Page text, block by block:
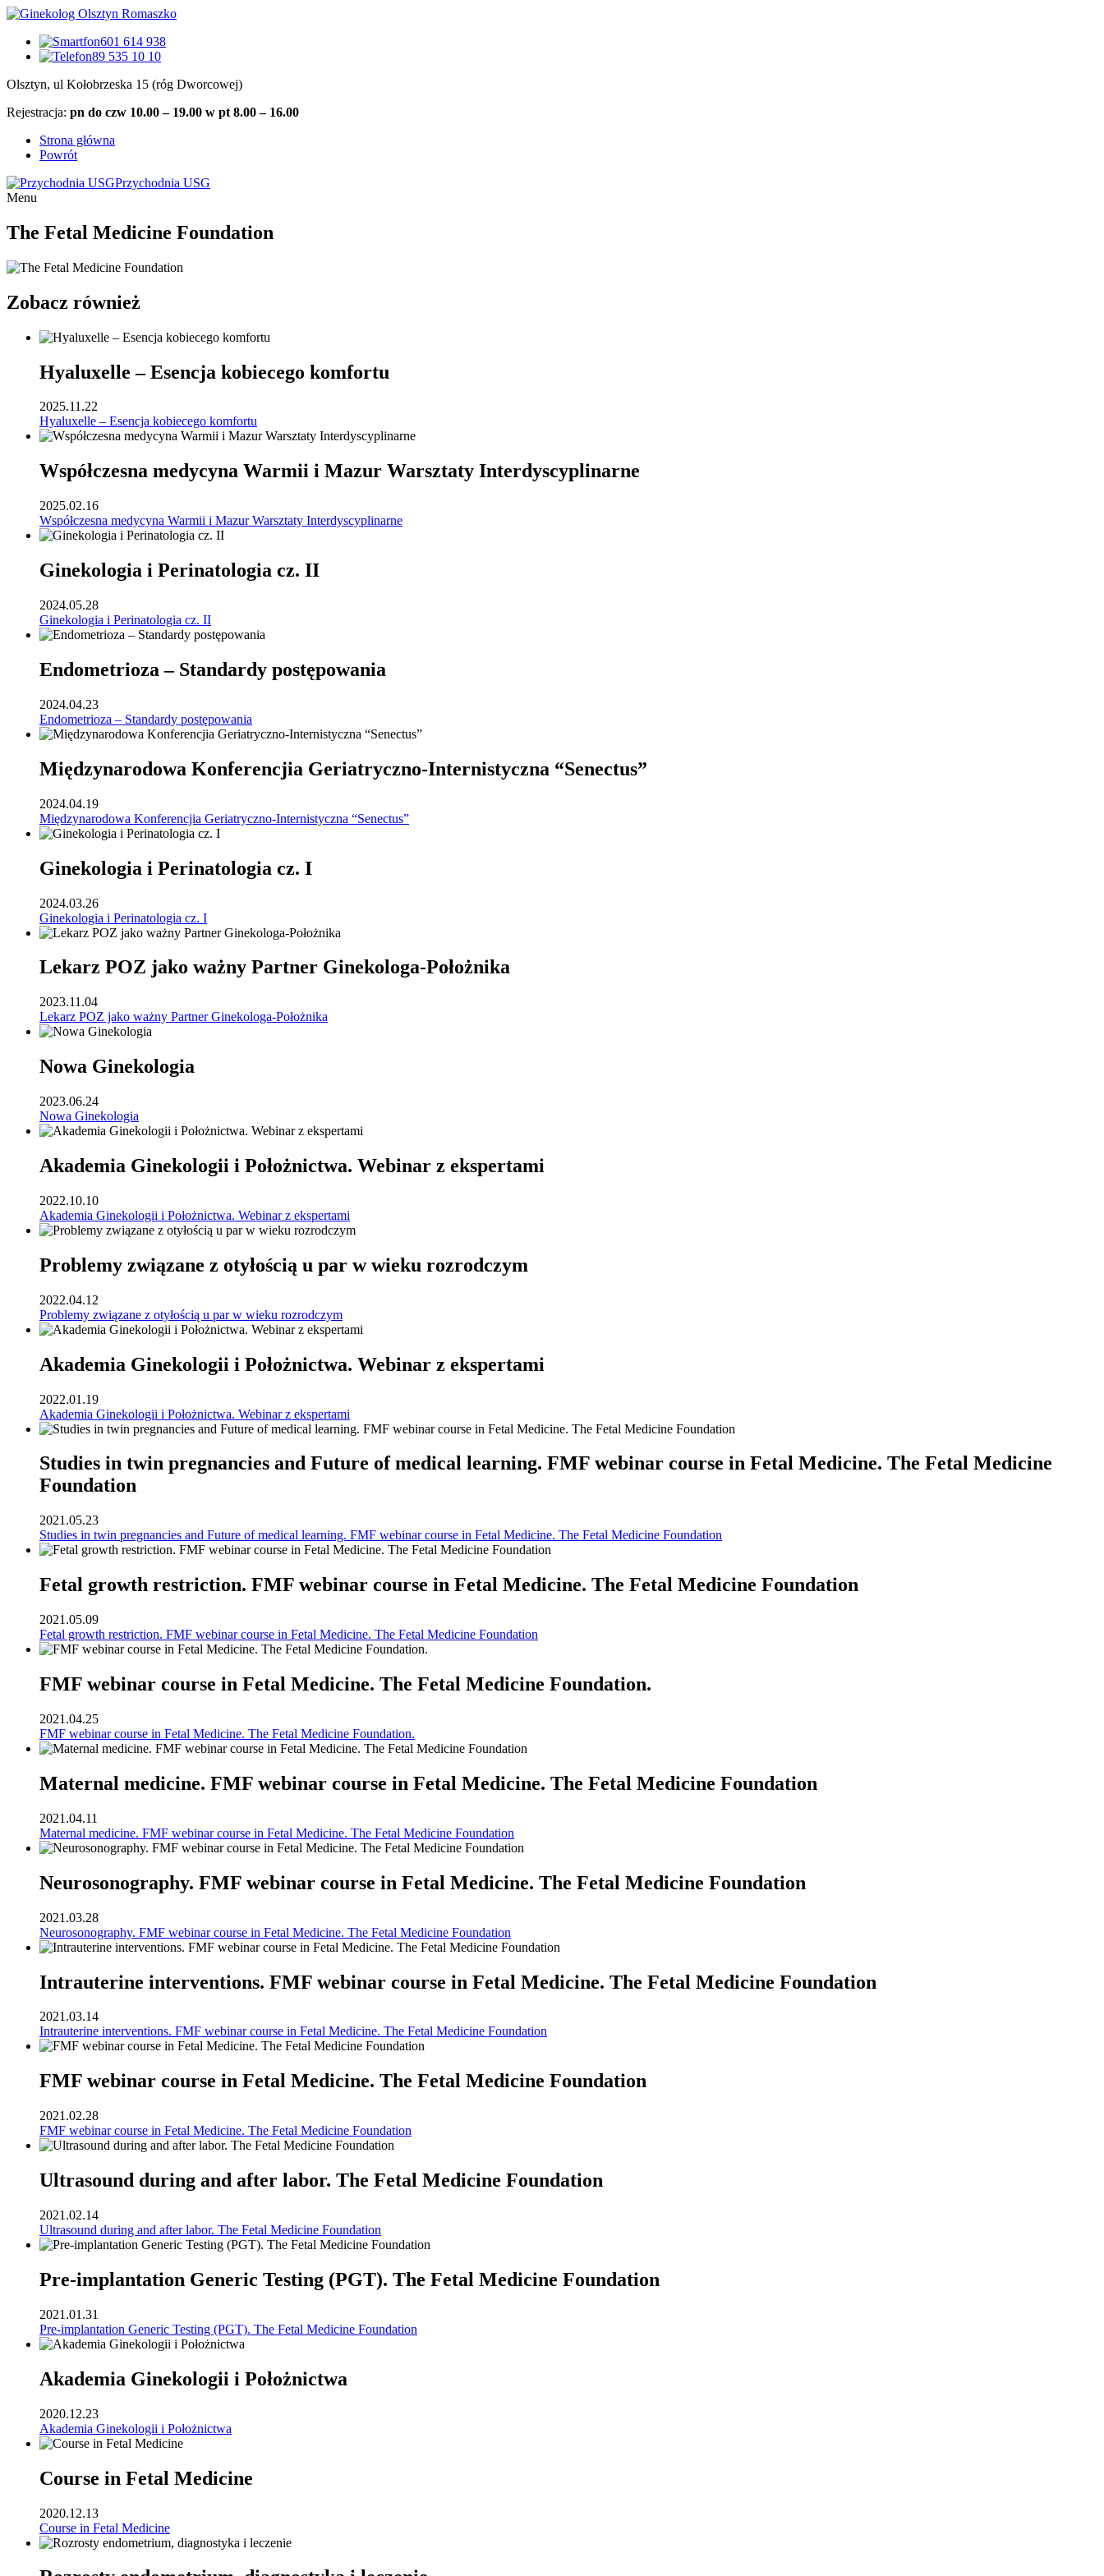
601 614 938
89 535 10 10
Olsztyn, ul Kołobrzeska 15 (róg Dworcowej)
Rejestracja: pn do czw 10.00 – 19.00 w pt 8.00 – 16.00
Strona główna
Powrót
Przychodnia USG
Menu
The Fetal Medicine Foundation
Zobacz również
Hyaluxelle – Esencja kobiecego komfortu
2025.11.22
Hyaluxelle – Esencja kobiecego komfortu
Współczesna medycyna Warmii i Mazur Warsztaty Interdyscyplinarne
2025.02.16
Współczesna medycyna Warmii i Mazur Warsztaty Interdyscyplinarne
Ginekologia i Perinatologia cz. II
2024.05.28
Ginekologia i Perinatologia cz. II
Endometrioza – Standardy postępowania
2024.04.23
Endometrioza – Standardy postępowania
Międzynarodowa Konferencjia Geriatryczno-Internistyczna “Senectus”
2024.04.19
Międzynarodowa Konferencjia Geriatryczno-Internistyczna “Senectus”
Ginekologia i Perinatologia cz. I
2024.03.26
Ginekologia i Perinatologia cz. I
Lekarz POZ jako ważny Partner Ginekologa-Położnika
2023.11.04
Lekarz POZ jako ważny Partner Ginekologa-Położnika
Nowa Ginekologia
2023.06.24
Nowa Ginekologia
Akademia Ginekologii i Położnictwa. Webinar z ekspertami
2022.10.10
Akademia Ginekologii i Położnictwa. Webinar z ekspertami
Problemy związane z otyłością u par w wieku rozrodczym
2022.04.12
Problemy związane z otyłością u par w wieku rozrodczym
Akademia Ginekologii i Położnictwa. Webinar z ekspertami
2022.01.19
Akademia Ginekologii i Położnictwa. Webinar z ekspertami
Studies in twin pregnancies and Future of medical learning. FMF webinar course in Fetal Medicine. The Fetal Medicine
Foundation
2021.05.23
Studies in twin pregnancies and Future of medical learning. FMF webinar course in Fetal Medicine. The Fetal Medicine Foundation
Fetal growth restriction. FMF webinar course in Fetal Medicine. The Fetal Medicine Foundation
2021.05.09
Fetal growth restriction. FMF webinar course in Fetal Medicine. The Fetal Medicine Foundation
FMF webinar course in Fetal Medicine. The Fetal Medicine Foundation.
2021.04.25
FMF webinar course in Fetal Medicine. The Fetal Medicine Foundation.
Maternal medicine. FMF webinar course in Fetal Medicine. The Fetal Medicine Foundation
2021.04.11
Maternal medicine. FMF webinar course in Fetal Medicine. The Fetal Medicine Foundation
Neurosonography. FMF webinar course in Fetal Medicine. The Fetal Medicine Foundation
2021.03.28
Neurosonography. FMF webinar course in Fetal Medicine. The Fetal Medicine Foundation
Intrauterine interventions. FMF webinar course in Fetal Medicine. The Fetal Medicine Foundation
2021.03.14
Intrauterine interventions. FMF webinar course in Fetal Medicine. The Fetal Medicine Foundation
FMF webinar course in Fetal Medicine. The Fetal Medicine Foundation
2021.02.28
FMF webinar course in Fetal Medicine. The Fetal Medicine Foundation
Ultrasound during and after labor. The Fetal Medicine Foundation
2021.02.14
Ultrasound during and after labor. The Fetal Medicine Foundation
Pre-implantation Generic Testing (PGT). The Fetal Medicine Foundation
2021.01.31
Pre-implantation Generic Testing (PGT). The Fetal Medicine Foundation
Akademia Ginekologii i Położnictwa
2020.12.23
Akademia Ginekologii i Położnictwa
Course in Fetal Medicine
2020.12.13
Course in Fetal Medicine